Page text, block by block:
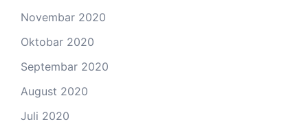
Novembar 2020
Oktobar 2020
Septembar 2020
August 2020
Juli 2020